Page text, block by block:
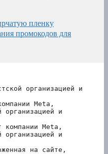
пленку
промокодов для
организацией и
Meta,
организацией и
Meta,
организацией и
на сайте,